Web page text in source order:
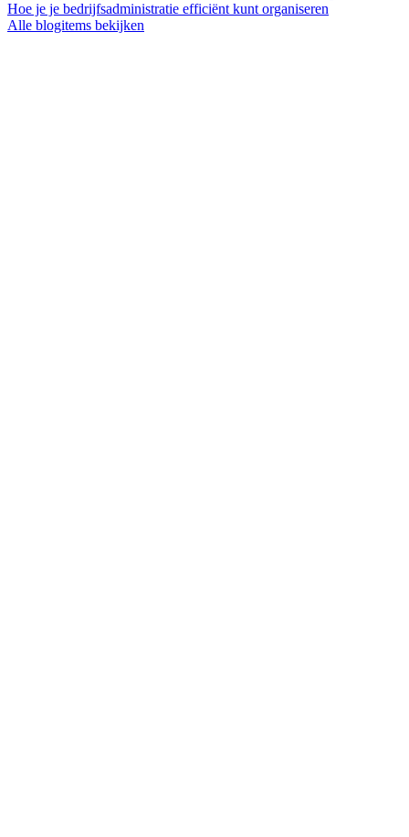
Hoe je je bedrijfsadministratie efficiënt kunt organiseren
Alle blogitems bekijken